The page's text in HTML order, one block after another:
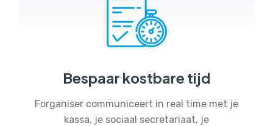
Bespaar kostbare tijd
Forganiser communiceert in real time met je
kassa, je sociaal secretariaat, je